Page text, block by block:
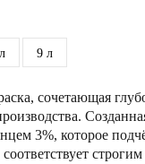
9 л
сочетающая
3%, которое
соответствует